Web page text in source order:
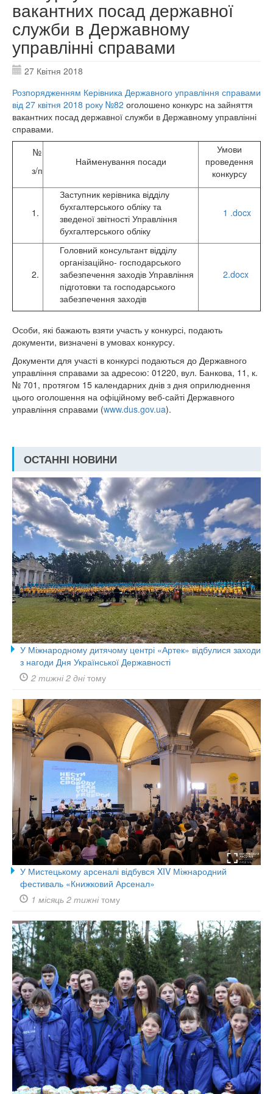
вакантних посад державної
служби в Державному
управлінні справами
27 Квітня 2018
Розпорядженням Керівника Державного управління справами
від 27 квітня 2018 року №82 оголошено конкурс на зайняття
вакантних посад державної служби в Державному управлінні
справами.
№
з/п
Найменування посади
Умови
проведення
конкурсу
1.
Заступник керівника відділу
бухгалтерського обліку та
зведеної звітності Управління
бухгалтерського обліку
1 .docx
2.
Головний консультант відділу
організаційно- господарського
забезпечення заходів Управління
підготовки та господарського
забезпечення заходів
2.docx
Особи, які бажають взяти участь у конкурсі, подають
документи, визначені в умовах конкурсу.
Документи для участі в конкурсі подаються до Державного
управління справами за адресою: 01220, вул. Банкова, 11, к.
№ 701, протягом 15 календарних днів з дня оприлюднення
цього оголошення на офіційному веб-сайті Державного
управління справами (www.dus.gov.ua).
ОСТАННІ НОВИНИ
У Міжнародному дитячому центрі «Артек» відбулися заходи
з нагоди Дня Української Державності
2 тижні 2 днітому
У Мистецькому арсеналі відбувся XIV Міжнародний
фестиваль «Книжковий Арсенал»
1 місяць 2 тижнітому